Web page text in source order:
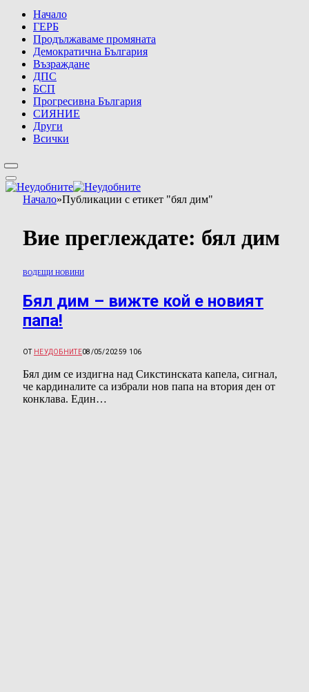
Начало
ГЕРБ
Продължаваме промяната
Демократична България
Възраждане
ДПС
БСП
Прогресивна България
СИЯНИЕ
Други
Всички
Начало»Публикации с етикет "бял дим"
Вие преглеждате: бял дим
ВОДЕЩИ НОВИНИ
Бял дим – вижте кой е новият
папа!
ОТ НЕУДОБНИТЕ08/05/20259 106
Бял дим се издигна над Сикстинската капела, сигнал,
че кардиналите са избрали нов папа на втория ден от
конклава. Един…